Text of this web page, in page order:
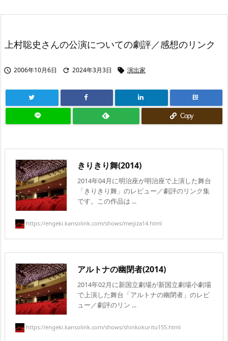
上村聡史さんの公演についての劇評／感想のリンク
 2006年10月6日  2024年3月3日  演出家
B!
Copy
きりきり舞(2014)
2014年04月に明治座が明治座で上演した舞台
「きりきり舞」のレビュー／劇評のリンク集
です。この作品は ...
https://engeki.kansolink.com/shows/meijiza14.html
アルトナの幽閉者(2014)
2014年02月に新国立劇場が新国立劇場小劇場
で上演した舞台「アルトナの幽閉者」のレビ
ュー／劇評のリン ...
https://engeki.kansolink.com/shows/shinkokuritu155.html